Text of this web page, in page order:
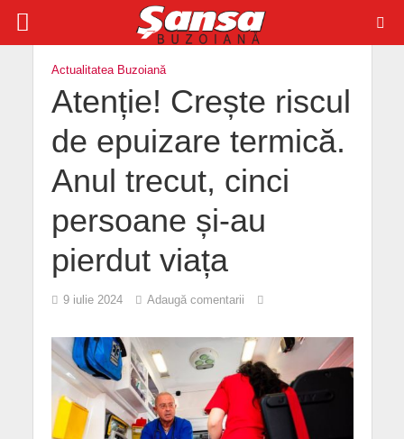
Actualitatea Buzoiană
Atenție! Crește riscul
de epuizare termică.
Anul trecut, cinci
persoane și-au
pierdut viața
9 iulie 2024 Adaugă comentarii